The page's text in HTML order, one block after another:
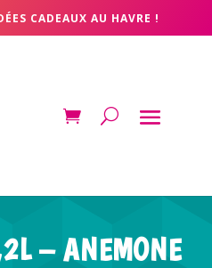
CADEAUX AU HAVRE !
– ANEMONE